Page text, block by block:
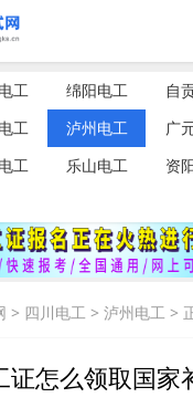
工 绵阳电工
自
工 泸州电工
广
工 乐山电工
资
> 四川电工 > 泸州电工 >
证怎么领取国家